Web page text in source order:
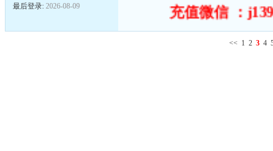
最后登录: 2026-08-09 充值微信 ：
<< 1 2 3 4